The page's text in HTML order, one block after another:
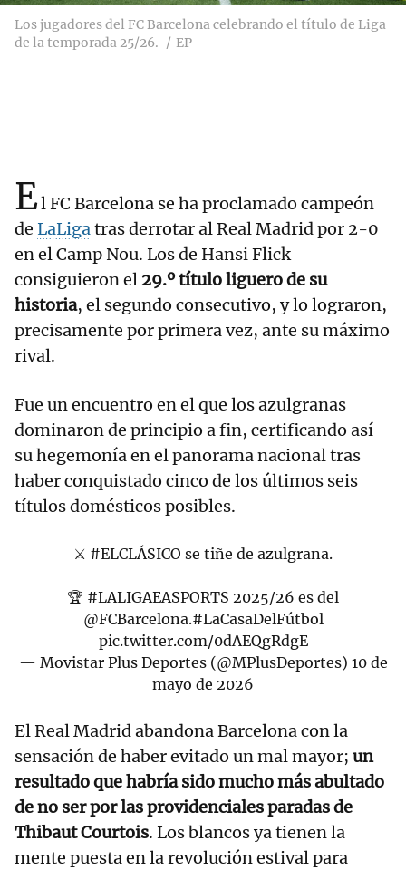
Los jugadores del FC Barcelona celebrando el título de Liga
de la temporada 25/26.
EP
El FC Barcelona se ha proclamado campeón
de LaLigatras derrotar al Real Madrid por 2-0
en el Camp Nou. Los de Hansi Flick
consiguieron el 29.º título liguero de su
historia, el segundo consecutivo, y lo lograron,
precisamente por primera vez, ante su máximo
rival.
Fue un encuentro en el que los azulgranas
dominaron de principio a fin, certificando así
su hegemonía en el panorama nacional tras
haber conquistado cinco de los últimos seis
títulos domésticos posibles.
⚔️ #ELCLÁSICO se tiñe de azulgrana.
🏆 #LALIGAEASPORTS 2025/26 es del
@FCBarcelona.#LaCasaDelFútbol
pic.twitter.com/0dAEQgRdgE
— Movistar Plus Deportes (@MPlusDeportes) 10 de
mayo de 2026
El Real Madrid abandona Barcelona con la
sensación de haber evitado un mal mayor; un
resultado que habría sido mucho más abultado
de no ser por las providenciales paradas de
Thibaut Courtois. Los blancos ya tienen la
mente puesta en la revolución estival para